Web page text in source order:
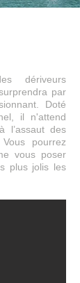
dériveurs
par
Doté
il n'attend
l’assaut des
pourrez
vous poser
plus jolis les